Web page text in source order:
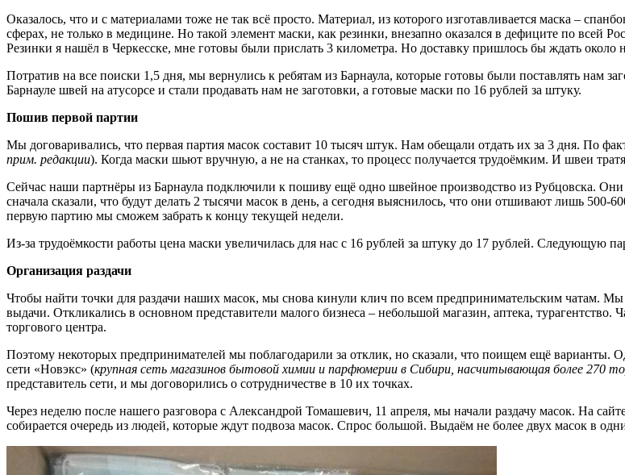
Оказалось, что и с материалами тоже не так всё просто. Материал, из которого изготавливается маска –
сферах, не только в медицине. Но такой элемент маски, как резинки, внезапно оказался в дефиците по всей
Резинки я нашёл в Черкесске, мне готовы были прислать 3 километра. Но доставку пришлось бы ждать около
Потратив на все поиски 1,5 дня, мы вернулись к ребятам из Барнаула, которые готовы были поставлять нам
Барнауле швей на атусорсе и стали продавать нам не заготовки, а готовые маски по 16 рублей за штуку.
Пошив первой партии
Мы договаривались, что первая партия масок составит 10 тысяч штук. Нам обещали отдать их за 3 дня. По
прим. редакции). Когда маски шьют вручную, а не на станках, то процесс получается трудоёмким. И швеи
Сейчас наши партнёры из Барнаула подключили к пошиву ещё одно швейное производство из Рубцовска.
сначала сказали, что будут делать 2 тысячи масок в день, а сегодня выяснилось, что они отшивают лишь
первую партию мы сможем забрать к концу текущей недели.
Из-за трудоёмкости работы цена маски увеличилась для нас с 16 рублей за штуку до 17 рублей. Следующую
Организация раздачи
Чтобы найти точки для раздачи наших масок, мы снова кинули клич по всем предпринимательским чатам.
выдачи. Откликались в основном представители малого бизнеса – небольшой магазин, аптека, турагентство.
торгового центра.
Поэтому некоторых предпринимателей мы поблагодарили за отклик, но сказали, что поищем ещё варианты.
сети «Новэкс» (крупная сеть магазинов бытовой химии и парфюмерии в Сибири, насчитывающая более 270
представитель сети, и мы договорились о сотрудничестве в 10 их точках.
Через неделю после нашего разговора с Александрой Томашевич, 11 апреля, мы начали раздачу масок. На
собирается очередь из людей, которые ждут подвоза масок. Спрос большой. Выдаём не более двух масок в